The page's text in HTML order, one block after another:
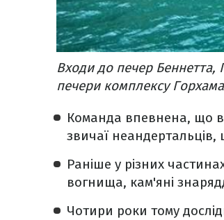
Входи до печер Беннетта,
печери комплексу
Команда впевнена, що
звичаї неандертальців,
Раніше у різних
вогнища, кам'яні
Чотири роки тому